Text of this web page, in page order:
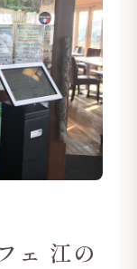
ェ 江の